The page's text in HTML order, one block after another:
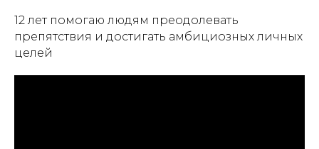
12 лет помогаю людям преодолевать
препятствия и достигать амбициозных личных
целей